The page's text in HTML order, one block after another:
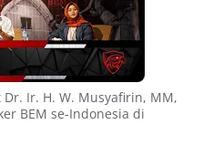
Ir. H. W. Musyafirin, MM,
BEM se-Indonesia di